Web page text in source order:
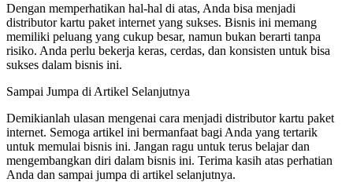
Dengan memperhatikan hal-hal di atas, Anda bisa menjadi
distributor kartu paket internet yang sukses. Bisnis ini memang
memiliki peluang yang cukup besar, namun bukan berarti tanpa
risiko. Anda perlu bekerja keras, cerdas, dan konsisten untuk bisa
sukses dalam bisnis ini.
Sampai Jumpa di Artikel Selanjutnya
Demikianlah ulasan mengenai cara menjadi distributor kartu paket
internet. Semoga artikel ini bermanfaat bagi Anda yang tertarik
untuk memulai bisnis ini. Jangan ragu untuk terus belajar dan
mengembangkan diri dalam bisnis ini. Terima kasih atas perhatian
Anda dan sampai jumpa di artikel selanjutnya.